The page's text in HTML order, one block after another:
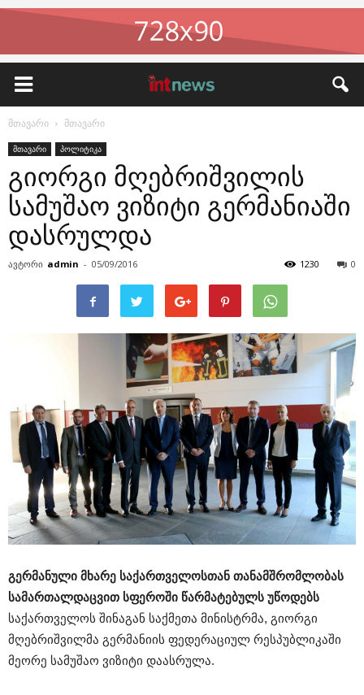
მთავარი მთავარი
მთავარი პოლიტიკა
გიორგი მღებრიშვილის
სამუშაო ვიზიტი გერმანიაში
დასრულდა
ავტორი admin - 05/09/2016 0
1230
გერმანული მხარე საქართველოსთან თანამშრომლობას
სამართალდაცვით სფეროში წარმატებულს უწოდებს
საქართველოს შინაგან საქმეთა მინისტრმა, გიორგი
მღებრიშვილმა გერმანიის ფედერაციულ რესპუბლიკაში
მეორე სამუშაო ვიზიტი დაასრულა.